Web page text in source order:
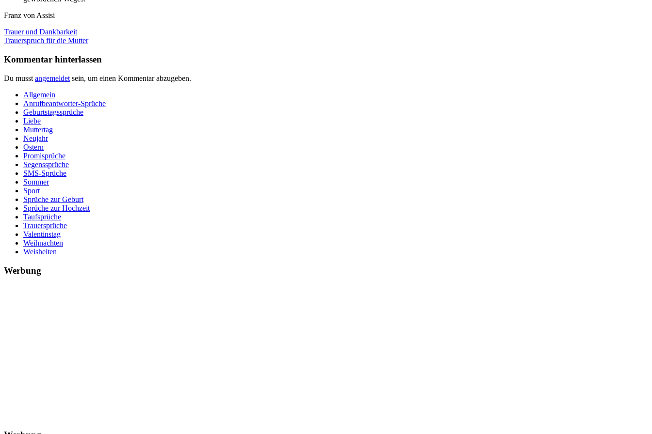
Franz von Assisi
Beitragsnavigation
Vorheriger
Beitrag:
Trauer und Dankbarkeit
Nächster
Trauerspruch für die Mutter
Kommentar hinterlassen
Du musst angemeldet sein, um einen Kommentar abzugeben.
Allgemein
Anrufbeantworter-Sprüche
Geburtstagssprüche
Liebe
Muttertag
Neujahr
Ostern
Promisprüche
Segenssprüche
SMS-Sprüche
Sommer
Sport
Sprüche zur Geburt
Sprüche zur Hochzeit
Taufsprüche
Trauersprüche
Valentinstag
Weihnachten
Weisheiten
Werbung